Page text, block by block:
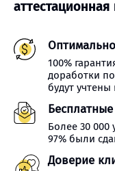
100%
доработки
будут
Более 30
97% были
Доверие